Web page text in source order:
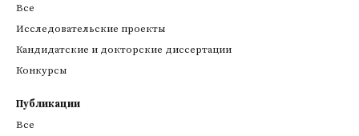
Все
Исследовательские проекты
Кандидатские и докторские диссертации
Конкурсы
Публикации
Все